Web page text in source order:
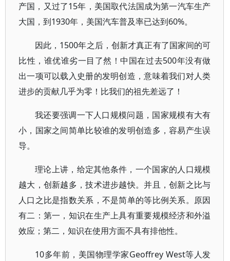
产国，又过了15年，美国取代法国成为第一汽车生产
大国，到1930年，美国汽车普及率已达到60%。
因此，1500年之后，创新才真正有了国家间的可
比性，谁优谁劣一目了然！中国在过去500年没有做
出一项可以载入史册的发明创造，意味着我们对人类
进步的贡献几乎为零！比我们的祖先差远了！
我还要强调一下人口规模问题，国家规模有大有
小，国家之间简单比较谁的发明创造多，容易产生误
导。
理论上讲，给定其他条件，一个国家的人口规模
越大，创新越多，技术进步越快。并且，创新之比与
人口之比是指数关系，不是简单的等比例关系。原因
有二：第一，知识在生产上具有重要规模经济和外溢
效应；第二，知识在使用方面不具有排他性。
10多年前，美国物理学家Geoffrey West等人发